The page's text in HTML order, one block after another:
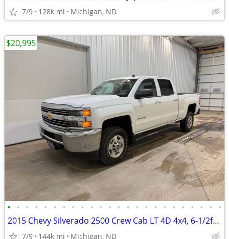
7/9 128k mi Michigan, ND
• • • • • • • • • • • • • • • • • • • • • • • •
2015 Chevy Silverado 2500 Crew Cab LT 4D 4x4, 6-1/2ft, 6.0 L V8, 144k
7/9 144k mi Michigan, ND
$20,995